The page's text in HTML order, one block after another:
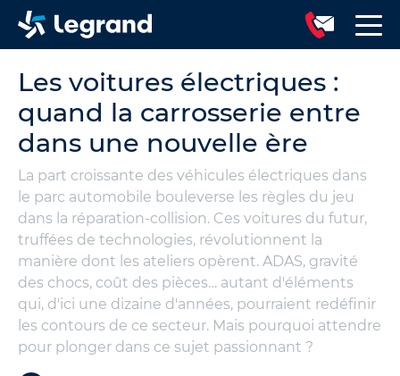
Les voitures électriques :
quand la carrosserie entre
dans une nouvelle ère
La part croissante des véhicules électriques dans
le parc automobile bouleverse les règles du jeu
dans la réparation-collision. Ces voitures du futur,
truffées de technologies, révolutionnent la
manière dont les ateliers opèrent. ADAS, gravité
des chocs, coût des pièces… autant d'éléments
qui, d'ici une dizaine d'années, pourraient redéfinir
les contours de ce secteur. Mais pourquoi attendre
pour plonger dans ce sujet passionnant ?